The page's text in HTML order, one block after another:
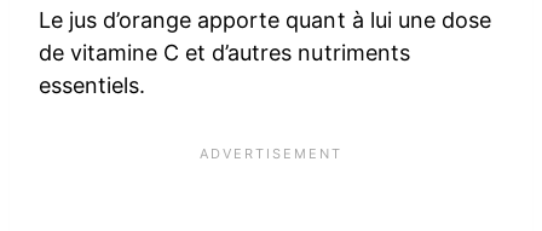
Le jus d’orange apporte quant à lui une dose
de vitamine C et d’autres nutriments
essentiels.